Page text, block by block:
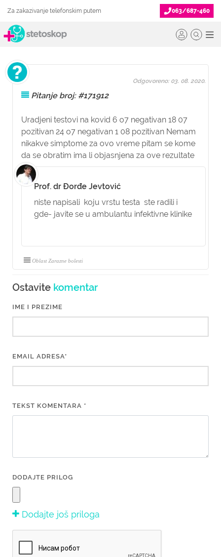
Za zakazivanje telefonskim putem 063/687-460
Pitanje broj: #171912
Uradjeni testovi na kovid 6 o7 negativan 18 07
pozitivan 24 o7 negativan 1 08 pozitivan Nemam
nikakve simptome za ovo vreme pitam se kome
da se obratim ima li objasnjena za ove rezultate
Odgovoreno: 03. 08. 2020.
Prof. dr Đorđe Jevtović
niste napisali koju vrstu testa ste radili i
gde- javite se u ambulantu infektivne klinike
Oblast Zarazne bolesti
Ostavite komentar
IME I PREZIME
EMAIL ADRESA*
TEKST KOMENTARA *
DODAJTE PRILOG
Dodajte još priloga